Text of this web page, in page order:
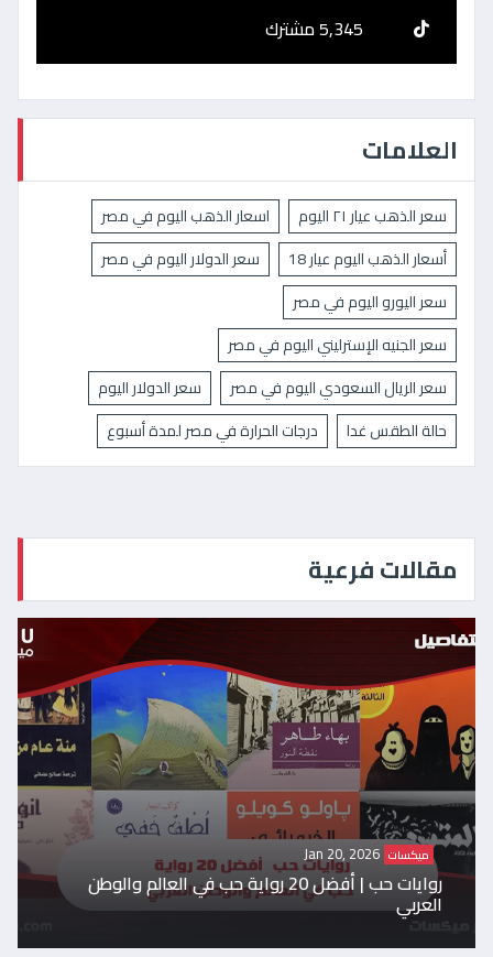
5,345 مشترك
العلامات
سعر الذهب عيار ٢١ اليوم
اسعار الذهب اليوم في مصر
أسعار الذهب اليوم عيار 18
سعر الدولار اليوم في مصر
سعر اليورو اليوم في مصر
سعر الجنيه الإسترليني اليوم في مصر
سعر الريال السعودي اليوم في مصر
سعر الدولار اليوم
حالة الطقس غدا
درجات الحرارة في مصر لمدة أسبوع
مقالات فرعية
ميكسات Jan 20, 2026
روايات حب | أفضل 20 رواية حب في العالم والوطن
العربي